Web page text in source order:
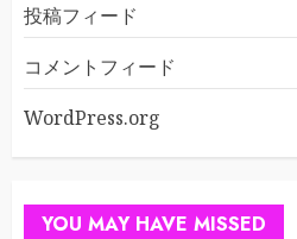
投稿フィード
コメントフィード
WordPress.org
YOU MAY HAVE MISSED